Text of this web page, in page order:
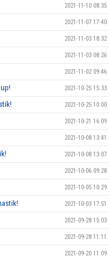
2021-11-10 08:35
2021-11-07 17:40
2021-11-03 18:32
2021-11-03 08:26
2021-11-02 09:46
2021-10-25 15:33
2021-10-25 10:00
2021-10-21 16:09
2021-10-08 13:41
2021-10-08 13:07
2021-10-06 09:28
2021-10-05 10:29
2021-10-03 17:51
2021-09-28 15:03
2021-09-28 11:11
2021-09-20 11:09